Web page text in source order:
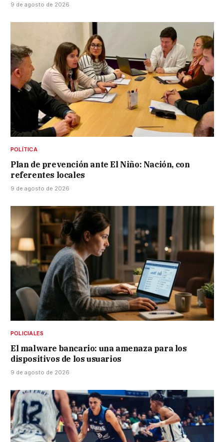
9 de agosto de 2026
POLÍTICA
Plan de prevención ante El Niño: Nación, con
referentes locales
9 de agosto de 2026
POLICIALES
El malware bancario: una amenaza para los
dispositivos de los usuarios
9 de agosto de 2026